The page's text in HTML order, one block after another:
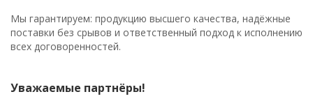
Мы гарантируем: продукцию высшего качества, надёжные
поставки без срывов и ответственный подход к исполнению
всех договоренностей.
Уважаемые партнёры!